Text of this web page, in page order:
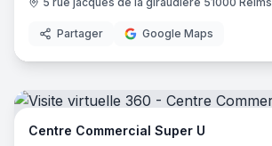
Partager Google Maps
Centre Commercial Super U